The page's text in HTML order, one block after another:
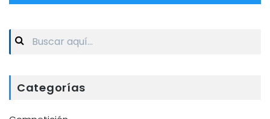
Search
for:
Categorías